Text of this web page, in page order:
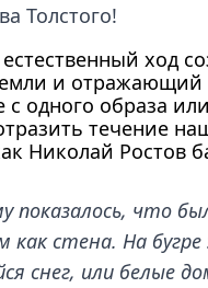
Толстого!
ход
и отражающий
одного образа
течение
Николай Ростов
что
стена. На
снег, или белые